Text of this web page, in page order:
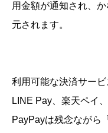
用金額が通知され、
元されます。
利用可能な決済サービ
LINE Pay、楽天ペイ
PayPayは残念ながら